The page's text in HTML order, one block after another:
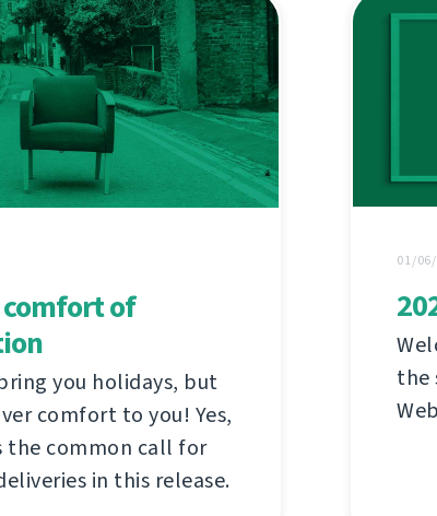
of
you holidays, but
comfort to you! Yes,
the common call for
in this release.
01/
the